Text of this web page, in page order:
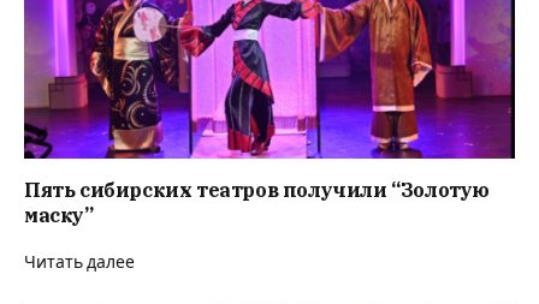
Пять сибирских театров получили “Золотую
маску”
Читать далее